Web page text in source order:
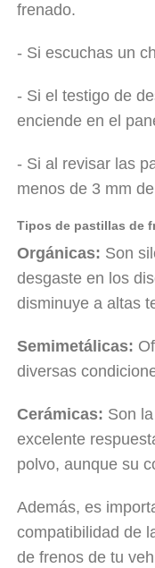
frenado.
- Si escuchas un
- Si el testigo de
enciende en el
- Si al revisar las
menos de 3 mm
Tipos de pastillas de
Orgánicas: Son
desgaste en los
disminuye a altas
Semimetálicas:
diversas
Cerámicas: Son
excelente
polvo, aunque su
Además, es
compatibilidad de
de frenos de tu